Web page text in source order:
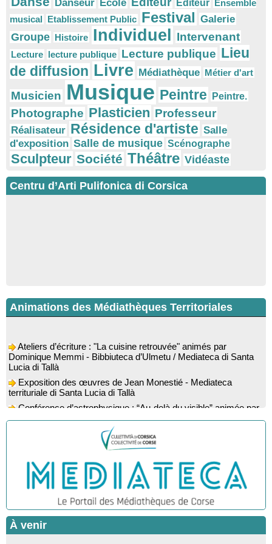
Danseur Ecole Éditeur
Ensemble
musical Etablissement Public Festival Galerie
Groupe Histoire Individuel Intervenant
Lecture lecture publique Lecture publique Lieu
de diffusion Livre Médiathèque Métier d'art
Musicien Musique Peintre Peintre.
Photographe Plasticien Professeur
Réalisateur Résidence d'artiste Salle
d'exposition Salle de musique Scénographe
Sculpteur Société Théâtre Vidéaste
Centru d’Arti Pulifonica di Corsica
Animations des Médiathèques Territoriales
Dominique Memmi - Bibbiuteca d’Ulmetu / Mediateca di Santa
Lucia di Tallà
territuriale di Santa Lucia di Tallà
l’astrophysicien Paul Guerrini - Médiathèque - Pitretu è
Bicchisgià
Exposition des œuvres de Dominique Malberti Morin :
"Racines, peintures acryliques et aquarelles" - Mediateca
Animation : "Petits lecteurs" - Médiathèque - Pitretu è
Bicchisgià
Veillée de contes à la forêt enchantée "U Mondu ditu
mignuleddu" par la Caravane de Conteurs - Currà
Spectacle musical : "Viaghju in Corsica cù Regina & Bruno",
hommage au duo mythique de la chanson corse interprété par
À venir